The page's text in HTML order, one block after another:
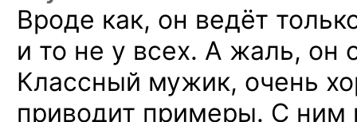
Вроде как, он ведёт
и то не у всех. А жаль, он
Классный мужик, очень
приводит примеры. С ним